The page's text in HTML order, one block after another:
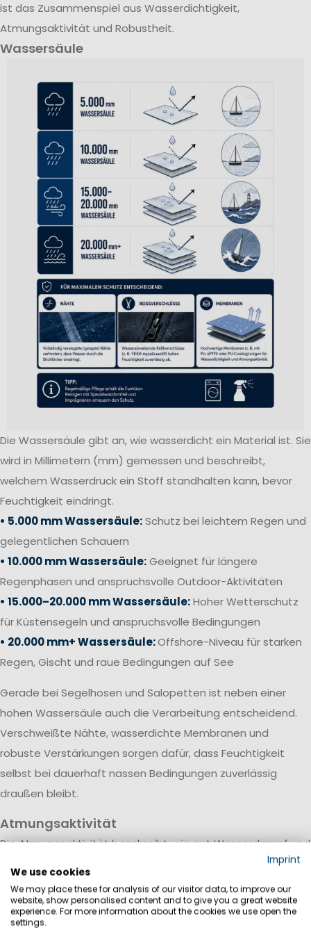
ist das Zusammenspiel aus Wasserdichtigkeit,
Atmungsaktivität und Robustheit.
Wassersäule
Die Wassersäule gibt an, wie wasserdicht ein Material ist. Sie
wird in Millimetern (mm) gemessen und beschreibt,
welchem Wasserdruck ein Stoff standhalten kann, bevor
Feuchtigkeit eindringt.
• 5.000 mm Wassersäule:Schutz bei leichtem Regen und
gelegentlichen Schauern
• 10.000 mm Wassersäule:Geeignet für längere
Regenphasen und anspruchsvolle Outdoor-Aktivitäten
• 15.000–20.000 mm Wassersäule:Hoher Wetterschutz
für Küstensegeln und anspruchsvolle Bedingungen
• 20.000 mm+ Wassersäule:Offshore-Niveau für starken
Regen, Gischt und raue Bedingungen auf See
Gerade bei Segelhosen und Salopetten ist neben einer
hohen Wassersäule auch die Verarbeitung entscheidend.
Verschweißte Nähte, wasserdichte Membranen und
robuste Verstärkungen sorgen dafür, dass Feuchtigkeit
selbst bei dauerhaft nassen Bedingungen zuverlässig
draußen bleibt.
Atmungsaktivität
Die Atmungsaktivität beschreibt, wie gut Wasserdampf und
transportiert werden. Sie wird meist in Gramm pro
Quadratmeter innerhalb von 24 Stunden (g/m²/24h)
angegeben.
Imprint
We use cookies
We may place these for analysis of our visitor data, to improve our
website, show personalised content and to give you a great website
experience. For more information about the cookies we use open the
settings.